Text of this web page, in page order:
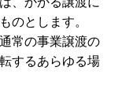
のとします。
常の事業譲渡の
するあらゆる場